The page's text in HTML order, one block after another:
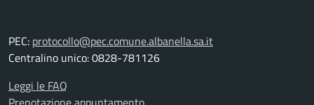
PEC: protocollo@pec.comune.albanella.sa.it
Centralino unico: 0828-781126
Leggi le FAQ